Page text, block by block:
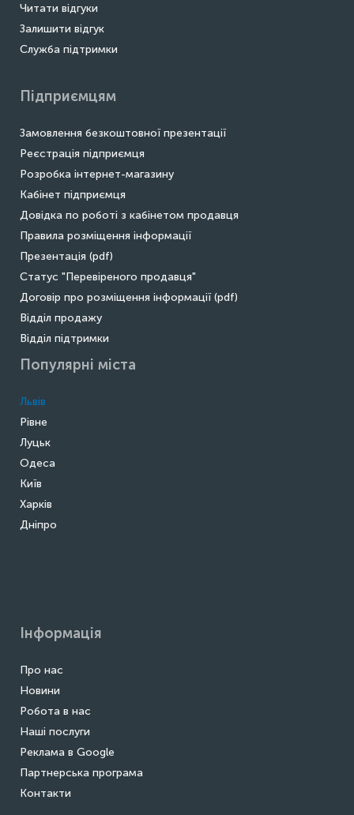
Читати відгуки
Залишити відгук
Служба підтримки
Підприємцям
Замовлення безкоштовної презентації
Реєстрація підприємця
Розробка інтернет-магазину
Кабінет підприємця
Довідка по роботі з кабінетом продавця
Правила розміщення інформації
Презентація (pdf)
Статус "Перевіреного продавця"
Договір про розміщення інформації (pdf)
Відділ продажу
Відділ підтримки
Популярні міста
Львів
Рівне
Луцьк
Одеса
Київ
Харків
Дніпро
Інформація
Про нас
Новини
Робота в нас
Наші послуги
Реклама в Google
Партнерська програма
Контакти